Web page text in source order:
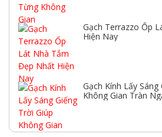
Gạch Terrazzo Ốp
Hiện Nay
Gạch Kính Lấy Sáng
Không Gian Tràn